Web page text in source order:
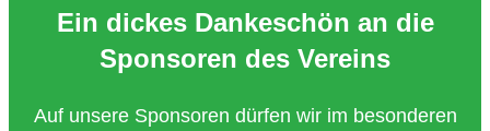
Ein dickes Dankeschön an die
Sponsoren des Vereins
Auf unsere Sponsoren dürfen wir im besonderen